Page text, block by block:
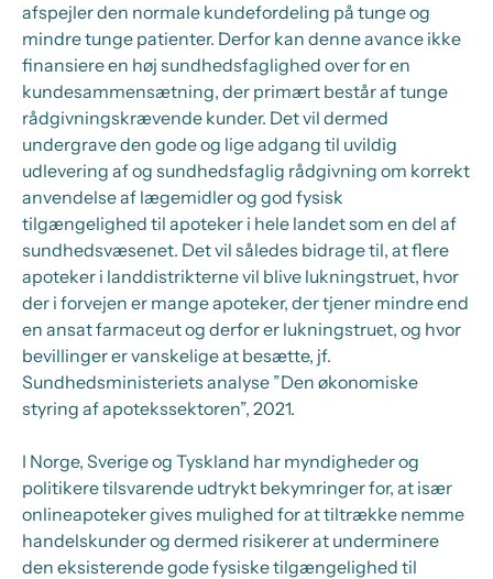
afspejler den normale kundefordeling på tunge og
mindre tunge patienter. Derfor kan denne avance ikke
finansiere en høj sundhedsfaglighed over for en
kundesammensætning, der primært består af tunge
rådgivningskrævende kunder. Det vil dermed
undergrave den gode og lige adgang til uvildig
udlevering af og sundhedsfaglig rådgivning om korrekt
anvendelse af lægemidler og god fysisk
tilgængelighed til apoteker i hele landet som en del af
sundhedsvæsenet. Det vil således bidrage til, at flere
apoteker i landdistrikterne vil blive lukningstruet, hvor
der i forvejen er mange apoteker, der tjener mindre end
en ansat farmaceut og derfor er lukningstruet, og hvor
bevillinger er vanskelige at besætte, jf.
Sundhedsministeriets analyse ”Den økonomiske
styring af apotekssektoren”, 2021.
I Norge, Sverige og Tyskland har myndigheder og
politikere tilsvarende udtrykt bekymringer for, at især
onlineapoteker gives mulighed for at tiltrække nemme
handelskunder og dermed risikerer at underminere
den eksisterende gode fysiske tilgængelighed til